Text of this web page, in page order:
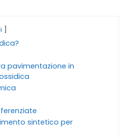
pavimentazione in
sintetico per